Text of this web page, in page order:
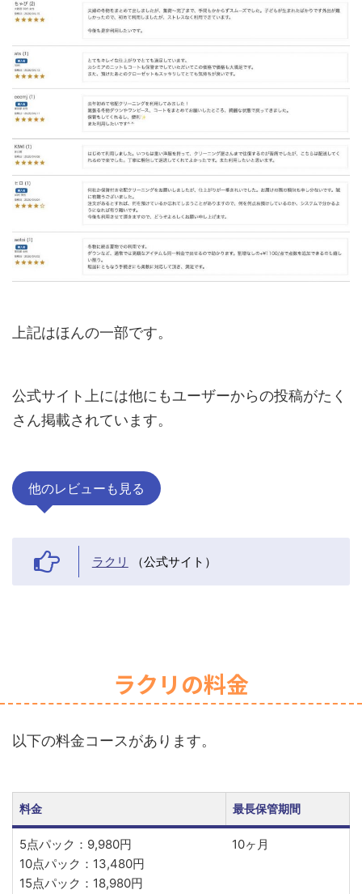
上記はほんの一部です。
公式サイト上には他にもユーザーからの投稿がたく
さん掲載されています。
他のレビューも見る
ラクリ （公式サイト）
ラクリの料金
以下の料金コースがあります。
料金 最長保管期間
5点パック：9,980円
10点パック：13,480円
15点パック：18,980円
10ヶ月